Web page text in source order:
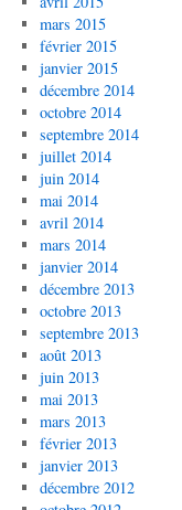
mars 2015
février 2015
janvier 2015
décembre 2014
octobre 2014
septembre 2014
juillet 2014
juin 2014
mai 2014
avril 2014
mars 2014
janvier 2014
décembre 2013
octobre 2013
septembre 2013
août 2013
juin 2013
mai 2013
mars 2013
février 2013
janvier 2013
décembre 2012